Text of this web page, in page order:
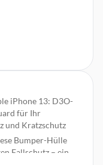
iPhone 13: D3O-
für Ihr
und Kratzschutz
Bumper-Hülle
Fallschutz – ein